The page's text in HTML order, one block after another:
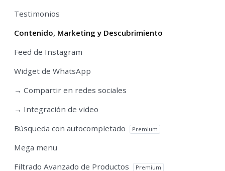
Testimonios
Contenido, Marketing y Descubrimiento
Feed de Instagram
Widget de WhatsApp
→ Compartir en redes sociales
→ Integración de video
Búsqueda con autocompletado
Premium
Mega menu
Filtrado Avanzado de Productos
Premium